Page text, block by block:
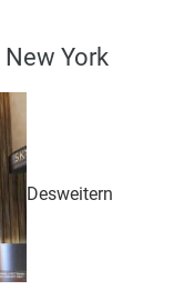
New York
Desweitern